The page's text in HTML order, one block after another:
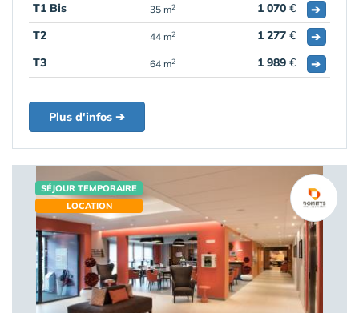
T1 Bis
35 m2 1 070 €
➔
T2
44 m2 1 277 €
➔
T3
64 m2 1 989 € ➔
Plus d'infos ➔
SÉJOUR TEMPORAIRE
LOCATION